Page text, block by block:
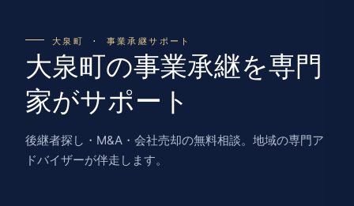
大泉町 · 事業承継サポート
大泉町の事業承継を専門
家がサポート
後継者探し・M&A・会社売却の無料相談。地域の専門ア
ドバイザーが伴走します。